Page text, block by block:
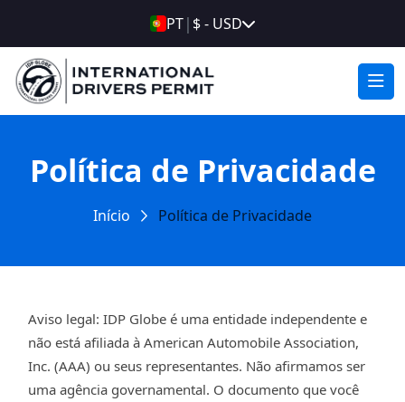
PT| $ - USD
Política de Privacidade
Início Política de Privacidade
Aviso legal: IDP Globe é uma entidade independente e
não está afiliada à American Automobile Association,
Inc. (AAA) ou seus representantes. Não afirmamos ser
uma agência governamental. O documento que você